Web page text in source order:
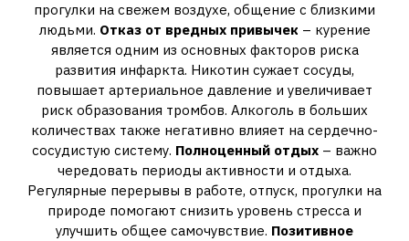
прогулки на свежем воздухе, общение с близкими
людьми. Отказ от вредных привычек – курение
является одним из основных факторов риска
развития инфаркта. Никотин сужает сосуды,
повышает артериальное давление и увеличивает
риск образования тромбов. Алкоголь в больших
количествах также негативно влияет на сердечно-
сосудистую систему. Полноценный отдых – важно
чередовать периоды активности и отдыха.
Регулярные перерывы в работе, отпуск, прогулки на
природе помогают снизить уровень стресса и
улучшить общее самочувствие. Позитивное